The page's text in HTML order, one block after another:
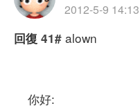
2012-5-9 14:13
回復 41# alown
你好: